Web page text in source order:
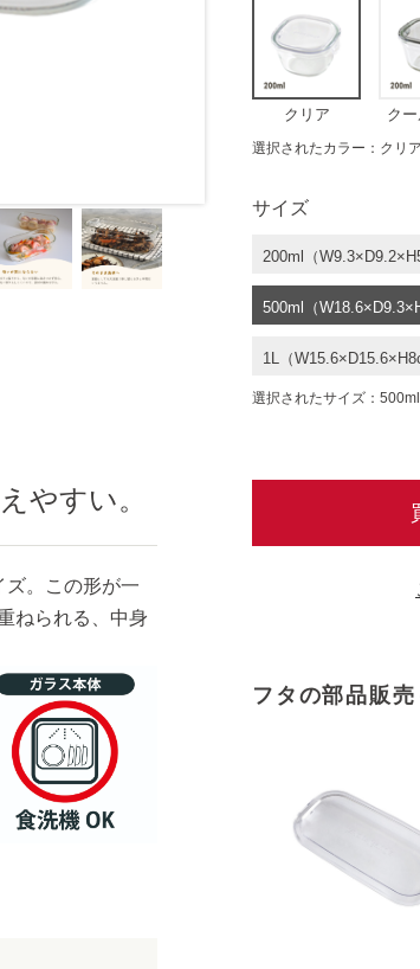
やすい。
ズ。この形が一
ねられる、中身
クリア ク
選択されたカラー：クリア
サイズ
200ml（
500ml（
1L（
選択されたサイズ：
フタの部品販